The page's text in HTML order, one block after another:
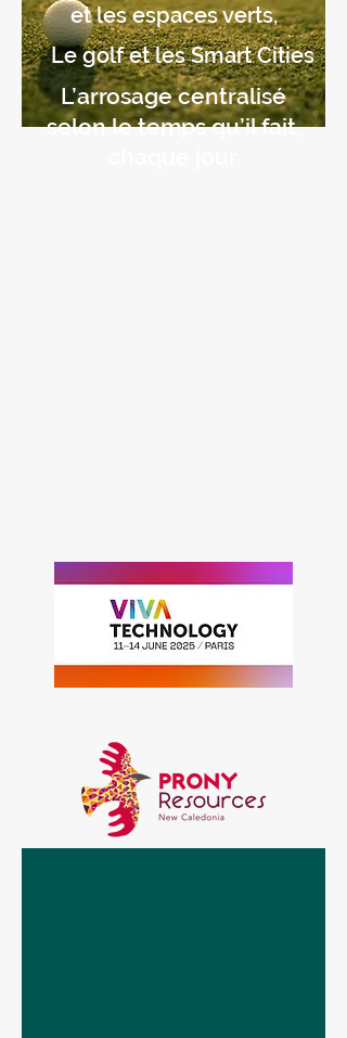
et les espaces verts,
Le golf et les Smart Cities
L’arrosage centralisé
selon le temps qu’il fait,